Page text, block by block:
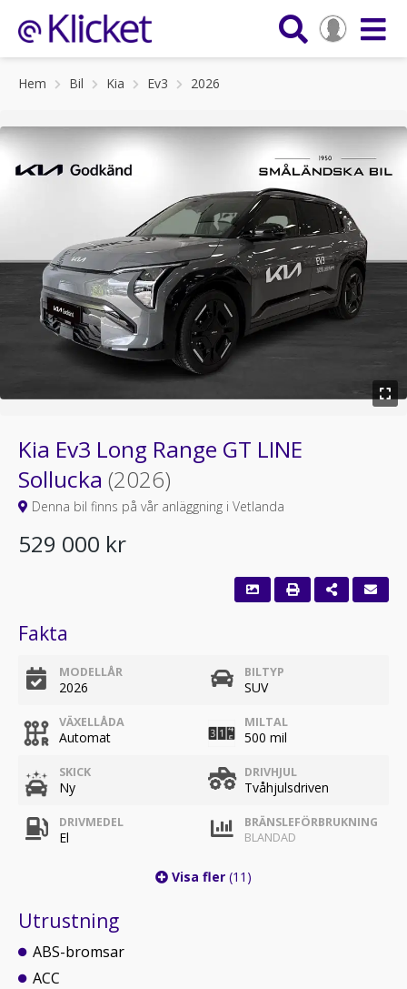
Hem Bil Kia Ev3 2026
Kia Ev3 Long Range GT LINE
Sollucka (2026)
Denna bil finns på vår anläggning i Vetlanda
529 000 kr
Fakta
MODELLÅR
2026
BILTYP
SUV
VÄXELLÅDA
Automat
MILTAL
500 mil
SKICK
Ny
DRIVHJUL
Tvåhjulsdriven
DRIVMEDEL
El
BRÄNSLEFÖRBRUKNING
BLANDAD
Visa fler (11)
Utrustning
ABS-bromsar
ACC